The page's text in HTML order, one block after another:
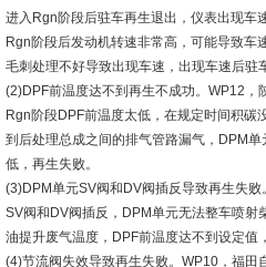
进入Rgn阶段后驻车再生退出，仪表出现车
Rgn阶段后发动机转速非常高，可能导致车
毛刺处理不好导致出现车速，出现车速后驻
(2)DPF前温度达不到再生不成功。WP12，
Rgn阶段DPF前温度太低，在规定时间积碳
到后处理总成之间的排气管路漏气，DPM
低，再生失败。
(3)DPM单元SV阀和DV阀插反导致再生失败
SV阀和DV阀插反，DPM单元无法整车喷
油提升废气温度，DPF前温度达不到设定值
(4)节流阀失效导致再生失败。WP10，福田